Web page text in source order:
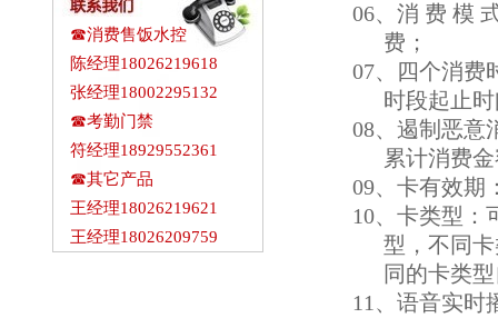
☎消费售饭水控
陈经理18026219618
张经理18002295132
☎考勤门禁
符经理18929552361
☎其它产品
王经理18026219621
王经理18026209759
06、消 费 模
费；
07、四个消费
时段起止
08、遏制恶意
累计消费
09、卡有效期
10、卡类型：
型，不同
同的卡类
11、语音实时